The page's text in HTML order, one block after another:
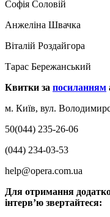
Софія Соловій
Анжеліна Швачка
Віталій Роздайгора
Тарас Бережанський
Квитки за посиланням
м. Київ, вул.
50(044) 235-26-06
(044) 234-03-53
help@opera.com.ua
Для отримання
інтерв’ю звертайтеся: